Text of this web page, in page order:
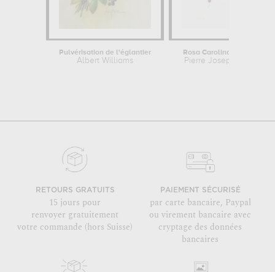
Pulvérisation de l'églantier
Albert Williams
Rosa Carolina Corymbosa
Pierre Joseph Redouté
RETOURS GRATUITS
15 jours pour
renvoyer gratuitement
votre commande (hors Suisse)
PAIEMENT SÉCURISÉ
par carte bancaire, Paypal
ou virement bancaire avec
cryptage des données
bancaires